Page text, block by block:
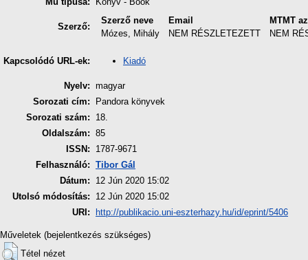
Szerző:
Szerző neve Email
MTMT
Mózes, Mihály
NEM RÉSZLETEZETT NEM
Kapcsolódó URL-ek: Kiadó
Nyelv: magyar
Sorozati cím:
Pandora könyvek
Sorozati szám:
18.
Oldalszám: 85
ISSN:
1787-9671
Felhasználó: Tibor Gál
Dátum:
12 Jún 2020 15:02
Utolsó módosítás:
12 Jún 2020 15:02
URI:
http://publikacio.uni-eszterhazy.hu/id/eprint/5406
Műveletek (bejelentkezés szükséges)
Tétel nézet